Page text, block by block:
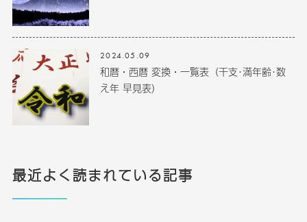
2024.05.09
和暦・西暦 変換・一覧表（干支･満年齢･数
え年 早見表）
最近よく読まれている記事